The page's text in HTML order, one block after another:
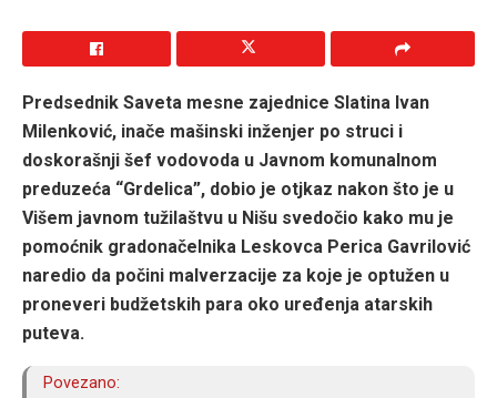
Predsednik Saveta mesne zajednice Slatina Ivan
Milenković, inače mašinski inženjer po struci i
doskorašnji šef vodovoda u Javnom komunalnom
preduzeća “Grdelica”, dobio je otjkaz nakon što je u
Višem javnom tužilaštvu u Nišu svedočio kako mu je
pomoćnik gradonačelnika Leskovca Perica Gavrilović
naredio da počini malverzacije za koje je optužen u
proneveri budžetskih para oko uređenja atarskih
puteva.
Povezano: